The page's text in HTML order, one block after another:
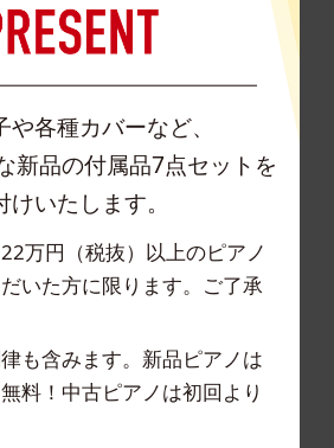
や各種カバーなど、
新品の付属品7点セットを
けいたします。
万円（税抜）以上のピアノ
いた方に限ります。ご了承
も含みます。新品ピアノは
料！中古ピアノは初回より